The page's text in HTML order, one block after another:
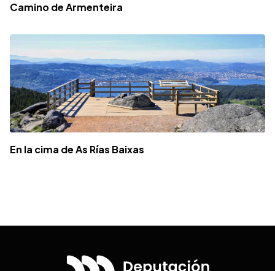
Camino de Armenteira
En la cima de As Rías Baixas